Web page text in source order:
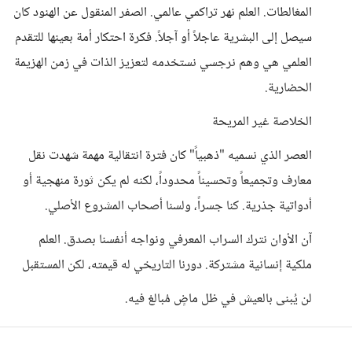
المغالطات. العلم نهر تراكمي عالمي. الصفر المنقول عن الهنود كان
سيصل إلى البشرية عاجلاً أو آجلاً. فكرة احتكار أمة بعينها للتقدم
العلمي هي وهم نرجسي نستخدمه لتعزيز الذات في زمن الهزيمة
الحضارية.
الخلاصة غير المريحة
العصر الذي نسميه "ذهبياً" كان فترة انتقالية مهمة شهدت نقل
معارف وتجميعاً وتحسيناً محدوداً، لكنه لم يكن ثورة منهجية أو
أدواتية جذرية. كنا جسراً، ولسنا أصحاب المشروع الأصلي.
آن الأوان نترك السراب المعرفي ونواجه أنفسنا بصدق. العلم
ملكية إنسانية مشتركة. دورنا التاريخي له قيمته، لكن المستقبل
لن يُبنى بالعيش في ظل ماضٍ مُبالغ فيه.